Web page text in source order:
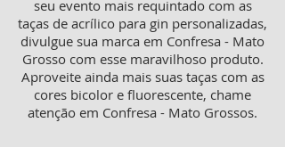
seu evento mais requintado com as
taças de acrílico para gin personalizadas,
divulgue sua marca em Confresa - Mato
Grosso com esse maravilhoso produto.
Aproveite ainda mais suas taças com as
cores bicolor e fluorescente, chame
atenção em Confresa - Mato Grossos.